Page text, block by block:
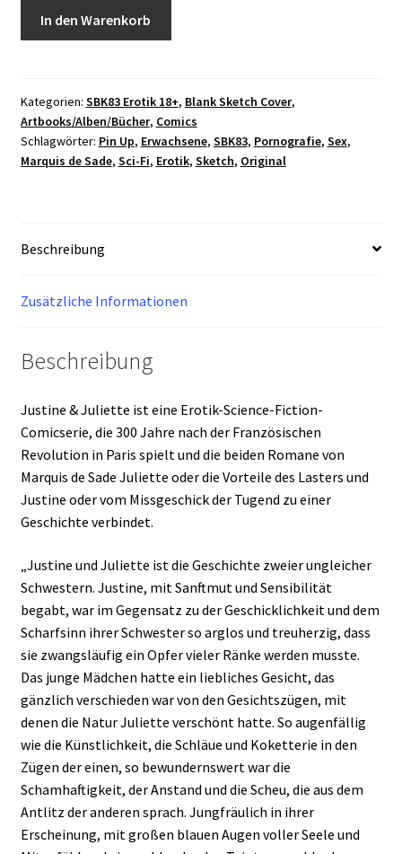
3
-
Der
Prozess
Original
Edition
In den Warenkorb
Kategorien: SBK83 Erotik 18+, Blank Sketch Cover,
Artbooks/Alben/Bücher, Comics
Schlagwörter: Pin Up, Erwachsene, SBK83, Pornografie, Sex,
Marquis de Sade, Sci-Fi, Erotik, Sketch, Original
Beschreibung
Zusätzliche Informationen
Beschreibung
Justine & Juliette ist eine Erotik-Science-Fiction-
Comicserie, die 300 Jahre nach der Französischen
Revolution in Paris spielt und die beiden Romane von
Marquis de Sade Juliette oder die Vorteile des Lasters und
Justine oder vom Missgeschick der Tugend zu einer
Geschichte verbindet.
„Justine und Juliette ist die Geschichte zweier ungleicher
Schwestern. Justine, mit Sanftmut und Sensibilität
begabt, war im Gegensatz zu der Geschicklichkeit und dem
Scharfsinn ihrer Schwester so arglos und treuherzig, dass
sie zwangsläufig ein Opfer vieler Ränke werden musste.
Das junge Mädchen hatte ein liebliches Gesicht, das
gänzlich verschieden war von den Gesichtszügen, mit
denen die Natur Juliette verschönt hatte. So augenfällig
wie die Künstlichkeit, die Schläue und Koketterie in den
Zügen der einen, so bewundernswert war die
Schamhaftigkeit, der Anstand und die Scheu, die aus dem
Antlitz der anderen sprach. Jungfräulich in ihrer
Erscheinung, mit großen blauen Augen voller Seele und